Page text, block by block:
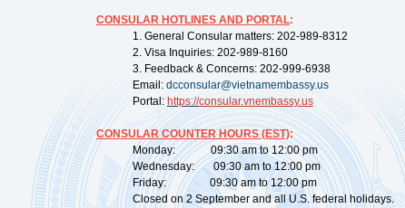
CONSULAR HOTLINES AND PORTAL:
1. General Consular matters: 202-989-8312
2. Visa Inquiries: 202-989-8160
3. Feedback & Concerns: 202-999-6938
Email: dcconsular@vietnamembassy.us
Portal: https://consular.vnembassy.us
CONSULAR COUNTER HOURS (EST):
Monday: 09:30 am to 12:00 pm
Wednesday: 09:30 am to 12:00 pm
Friday: 09:30 am to 12:00 pm
Closed on 2 September and all U.S. federal holidays.